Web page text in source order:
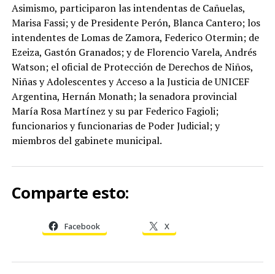
Asimismo, participaron las intendentas de Cañuelas,
Marisa Fassi; y de Presidente Perón, Blanca Cantero; los
intendentes de Lomas de Zamora, Federico Otermin; de
Ezeiza, Gastón Granados; y de Florencio Varela, Andrés
Watson; el oficial de Protección de Derechos de Niños,
Niñas y Adolescentes y Acceso a la Justicia de UNICEF
Argentina, Hernán Monath; la senadora provincial
María Rosa Martínez y su par Federico Fagioli;
funcionarios y funcionarias de Poder Judicial; y
miembros del gabinete municipal.
Comparte esto:
Facebook X